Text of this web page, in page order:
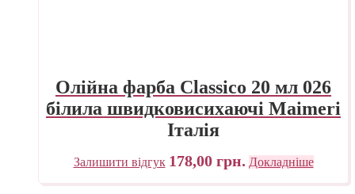
Олійна фарба Classico 20 мл 026
білила швидковисихаючі Maimeri
Італія
Залишити відгук 178,00 грн. Докладніше